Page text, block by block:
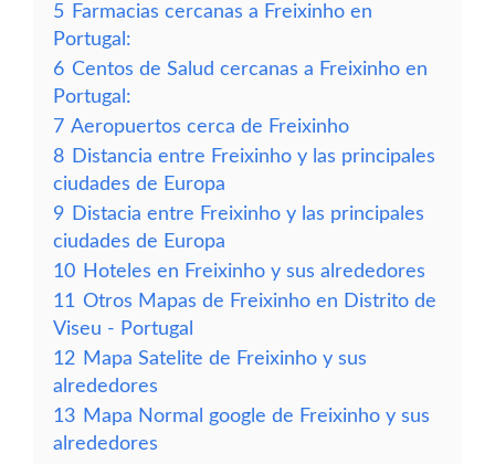
5 Farmacias cercanas a Freixinho en
Portugal:
6 Centos de Salud cercanas a Freixinho en
Portugal:
7 Aeropuertos cerca de Freixinho
8 Distancia entre Freixinho y las principales
ciudades de Europa
9 Distacia entre Freixinho y las principales
ciudades de Europa
10 Hoteles en Freixinho y sus alrededores
11 Otros Mapas de Freixinho en Distrito de
Viseu - Portugal
12 Mapa Satelite de Freixinho y sus
alrededores
13 Mapa Normal google de Freixinho y sus
alrededores